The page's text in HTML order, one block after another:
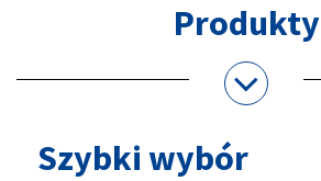
Produkty
Szybki wybór